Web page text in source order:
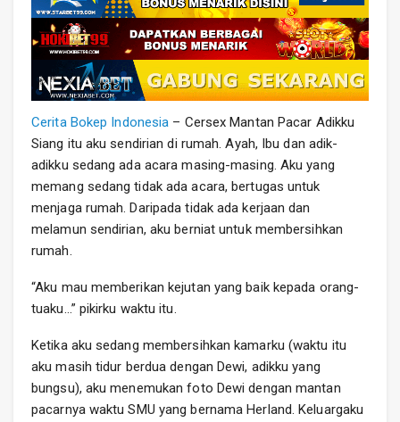
Cerita Bokep Indonesia – Cersex Mantan Pacar Adikku
Siang itu aku sendirian di rumah. Ayah, Ibu dan adik-
adikku sedang ada acara masing-masing. Aku yang
memang sedang tidak ada acara, bertugas untuk
menjaga rumah. Daripada tidak ada kerjaan dan
melamun sendirian, aku berniat untuk membersihkan
rumah.
“Aku mau memberikan kejutan yang baik kepada orang-
tuaku…” pikirku waktu itu.
Ketika aku sedang membersihkan kamarku (waktu itu
aku masih tidur berdua dengan Dewi, adikku yang
bungsu), aku menemukan foto Dewi dengan mantan
pacarnya waktu SMU yang bernama Herland. Keluargaku